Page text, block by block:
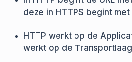
deze in HTTPS begint
HTTP werkt op de
werkt op de